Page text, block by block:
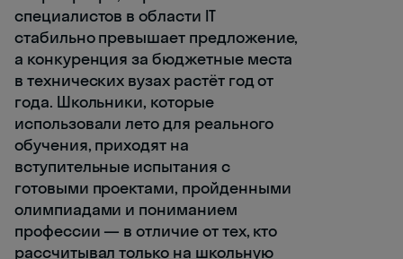
специалистов в области IT
стабильно превышает предложение,
а конкуренция за бюджетные места
в технических вузах растёт год от
года. Школьники, которые
использовали лето для реального
обучения, приходят на
вступительные испытания с
готовыми проектами, пройденными
олимпиадами и пониманием
профессии — в отличие от тех, кто
рассчитывал только на школьную